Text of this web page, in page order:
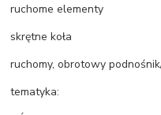
ruchome elementy
skrętne koła
ruchomy, obrotowy
tematyka: